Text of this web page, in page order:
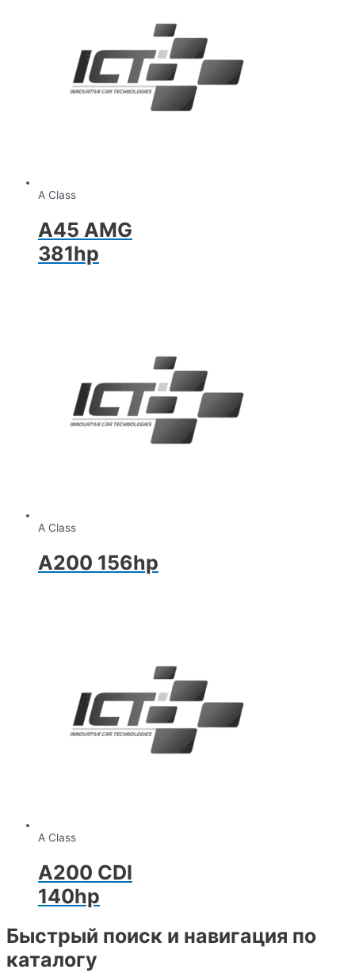
A Class
A45 AMG
381hp
A Class
A200 156hp
A Class
A200 CDI
140hp
Быстрый поиск и навигация по
каталогу